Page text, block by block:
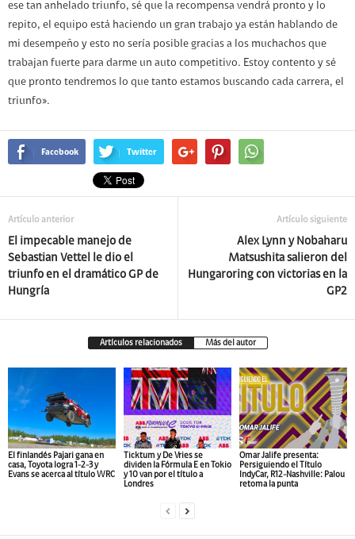
ese tan anhelado triunfo, sé que la recompensa vendrá pronto y lo
repito, el equipo está haciendo un gran trabajo ya están hablando de
mi desempeño y esto no sería posible gracias a los muchachos que
trabajan fuerte para darme un auto competitivo. Estoy contento y sé
que pronto tendremos lo que tanto estamos buscando cada carrera, el
triunfo».
Facebook Twitter
Artículo anterior
El impecable manejo de
Sebastian Vettel le dio el
triunfo en el dramático GP de
Hungría
Artículo siguiente
Alex Lynn y Nobaharu
Matsushita salieron del
Hungaroring con victorias en la
GP2
Artículos relacionados Más del autor
El finlandés Pajari gana en
casa, Toyota logra 1-2-3 y
Evans se acerca al título WRC
Ticktum y De Vries se
dividen la Fórmula E en Tokio
y 10 van por el título a
Londres
Omar Jalife presenta:
Persiguiendo el Título
IndyCar, R12-Nashville: Palou
retoma la punta